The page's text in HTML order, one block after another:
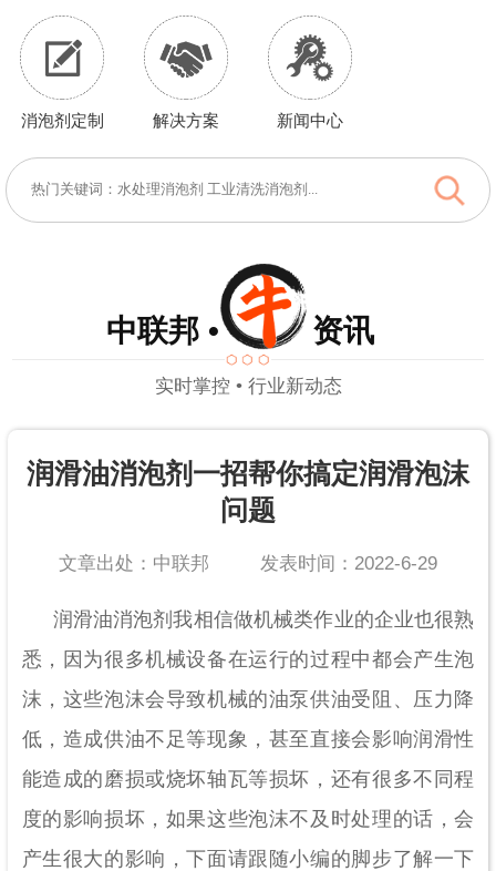
消泡剂定制 解决方案 新闻中心
中联邦 • 资讯
实时掌控 • 行业新动态
润滑油消泡剂一招帮你搞定润滑泡沫
问题
文章出处：中联邦 发表时间：2022-6-29
润滑油消泡剂我相信做机械类作业的企业也很熟
悉， 因为很多机械设备在运行的过程中都会产生泡
沫，这些泡沫会导致机械的油泵供油受阻、压力降
低，造成供油不足等现象，甚至直接会影响润滑性
能造成的磨损或烧坏轴瓦等损坏，还有很多不同程
度的影响损坏，如果这些泡沫不及时处理的话，会
产生很大的影响，下面请跟随小编的脚步了解一下